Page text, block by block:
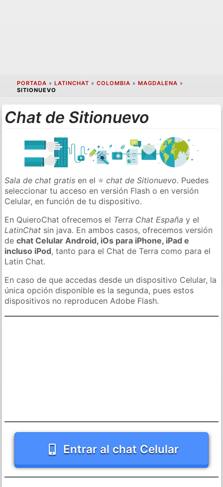
PORTADA » LATINCHAT » COLOMBIA » MAGDALENA »
SITIONUEVO
Chat de Sitionuevo
Sala de chat gratis en el ⭐chat de Sitionuevo. Puedes
seleccionar tu acceso en versión Flash o en versión
Celular, en función de tu dispositivo.
En QuieroChat ofrecemos el Terra Chat España y el
LatinChat sin java. En ambos casos, ofrecemos versión
dechat Celular Android, iOs para iPhone, iPad e
incluso iPod, tanto para el Chat de Terra como para el
Latin Chat.
En caso de que accedas desde un dispositivo Celular, la
única opción disponible es la segunda, pues estos
dispositivos no reproducen Adobe Flash.
Entrar al chat Celular